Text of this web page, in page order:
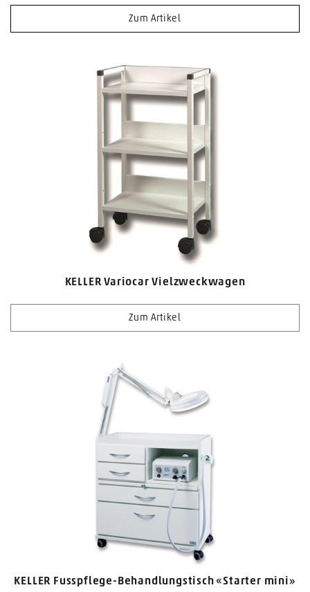
Zum Artikel
KELLER Variocar Vielzweckwagen
Zum Artikel
KELLER Fusspflege-Behandlungstisch «Starter mini»